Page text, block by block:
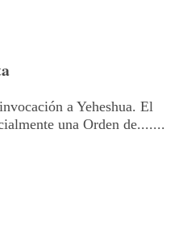
a Yeheshua. El
una Orden de.......